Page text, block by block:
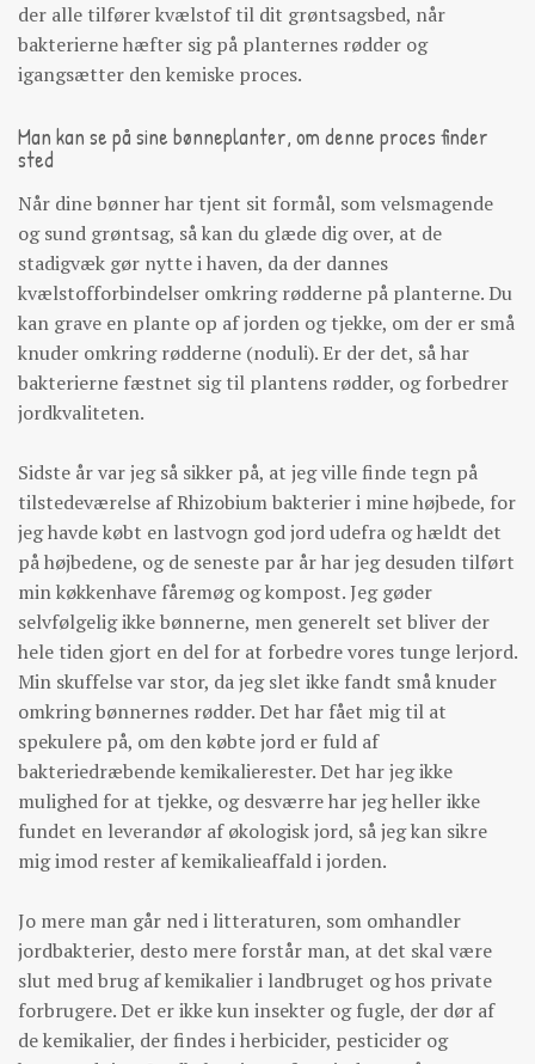
der alle tilfører kvælstof til dit grøntsagsbed, når
bakterierne hæfter sig på planternes rødder og
igangsætter den kemiske proces.
Man kan se på sine bønneplanter, om denne proces finder
sted
Når dine bønner har tjent sit formål, som velsmagende
og sund grøntsag, så kan du glæde dig over, at de
stadigvæk gør nytte i haven, da der dannes
kvælstofforbindelser omkring rødderne på planterne. Du
kan grave en plante op af jorden og tjekke, om der er små
knuder omkring rødderne (noduli). Er der det, så har
bakterierne fæstnet sig til plantens rødder, og forbedrer
jordkvaliteten.
Sidste år var jeg så sikker på, at jeg ville finde tegn på
tilstedeværelse af Rhizobium bakterier i mine højbede, for
jeg havde købt en lastvogn god jord udefra og hældt det
på højbedene, og de seneste par år har jeg desuden tilført
min køkkenhave fåremøg og kompost. Jeg gøder
selvfølgelig ikke bønnerne, men generelt set bliver der
hele tiden gjort en del for at forbedre vores tunge lerjord.
Min skuffelse var stor, da jeg slet ikke fandt små knuder
omkring bønnernes rødder. Det har fået mig til at
spekulere på, om den købte jord er fuld af
bakteriedræbende kemikalierester. Det har jeg ikke
mulighed for at tjekke, og desværre har jeg heller ikke
fundet en leverandør af økologisk jord, så jeg kan sikre
mig imod rester af kemikalieaffald i jorden.
Jo mere man går ned i litteraturen, som omhandler
jordbakterier, desto mere forstår man, at det skal være
slut med brug af kemikalier i landbruget og hos private
forbrugere. Det er ikke kun insekter og fugle, der dør af
de kemikalier, der findes i herbicider, pesticider og